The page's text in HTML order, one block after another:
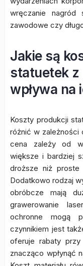
wręczanie nagród
zawodowe czy
Jakie są
statuetek z
wpływa na
Koszty produkcji
różnić w zależności
cena zależy od
większe i bardziej
droższe niż proste
Dodatkowo rodzaj
obróbcze mają
grawerowanie
ochronne mogą
czynnikiem jest
oferuje rabaty
znacząco wpłynąć